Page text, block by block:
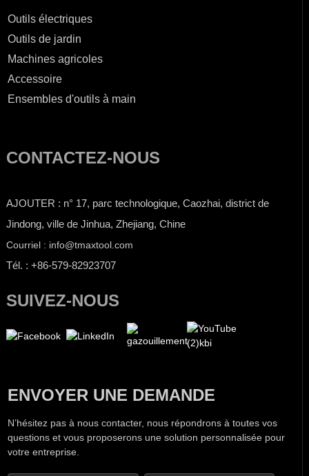
Outils électriques
Outils de jardin
Machines agricoles
Accessoire
Ensembles d'outils à main
CONTACTEZ-NOUS
AJOUTER : n° 17, parc technologique, Caozhai, district de
Jindong, ville de Jinhua, Zhejiang, Chine
Courriel : info@tmaxtool.com
Tél. : +86-579-82923707
SUIVEZ-NOUS
ENVOYER UNE DEMANDE
N’hésitez pas à nous contacter, nous répondrons à toutes vos
questions et vous proposerons une solution personnalisée pour
votre entreprise.